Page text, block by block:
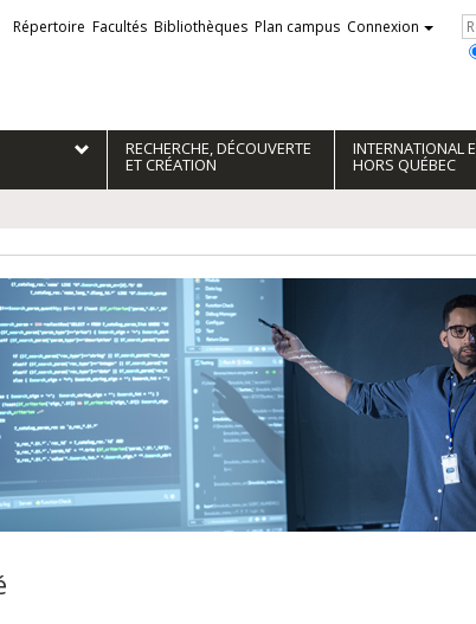
Liens
externes
Répertoire Facultés Bibliothèques Plan campus Connexion
RECHERCHE, DÉCOUVERTE
ET CRÉATION
INTERNATIONAL
HORS QUÉBEC